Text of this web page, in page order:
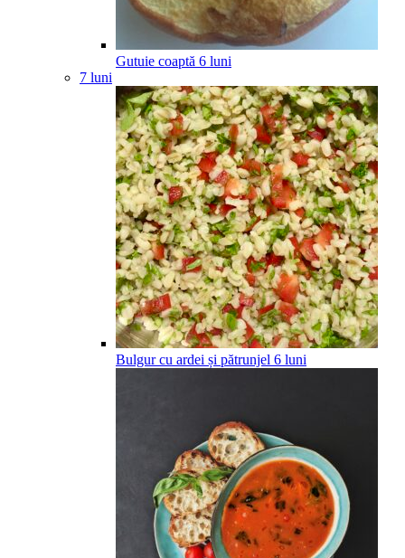
Gutuie coaptă 6 luni
7 luni
Bulgur cu ardei și pătrunjel 6 luni